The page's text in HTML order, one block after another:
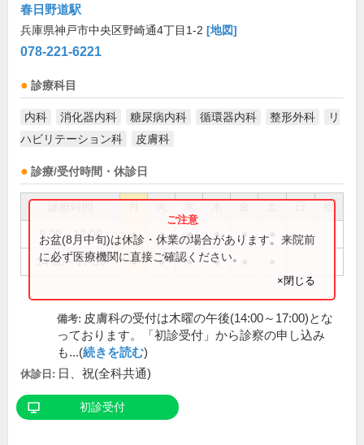
春日野道駅
兵庫県神戸市中央区野崎通4丁目1-2 [地図]
078-221-6221
診療科目
内科 消化器内科 糖尿病内科 循環器内科 整形外科
リ
ハビリテーション科
皮膚科
診療/受付時間・休診日
祝
9:00～12:00 ● ● ● ● ●
14:00～17:30 ● ● ● ●
お盆(8月中旬)は休診・休業の場合があります。来院前
に必ず医療機関に直接ご確認ください。
×閉じる
備考: 皮膚科の受付は木曜の午後(14:00～17:00)とな
っております。「初診受付」から診察の申し込み
も...(続きを読む)
休診日: 日、祝(全科共通)
初診受付